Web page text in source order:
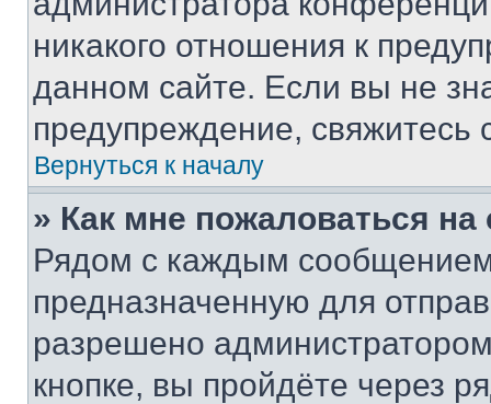
никакого отношения к
данном сайте. Если вы не
предупреждение,
Вернуться к началу
» Как мне пожаловаться
Рядом с каждым сообщением
предназначенную для
разрешено
кнопке, вы пройдёте через